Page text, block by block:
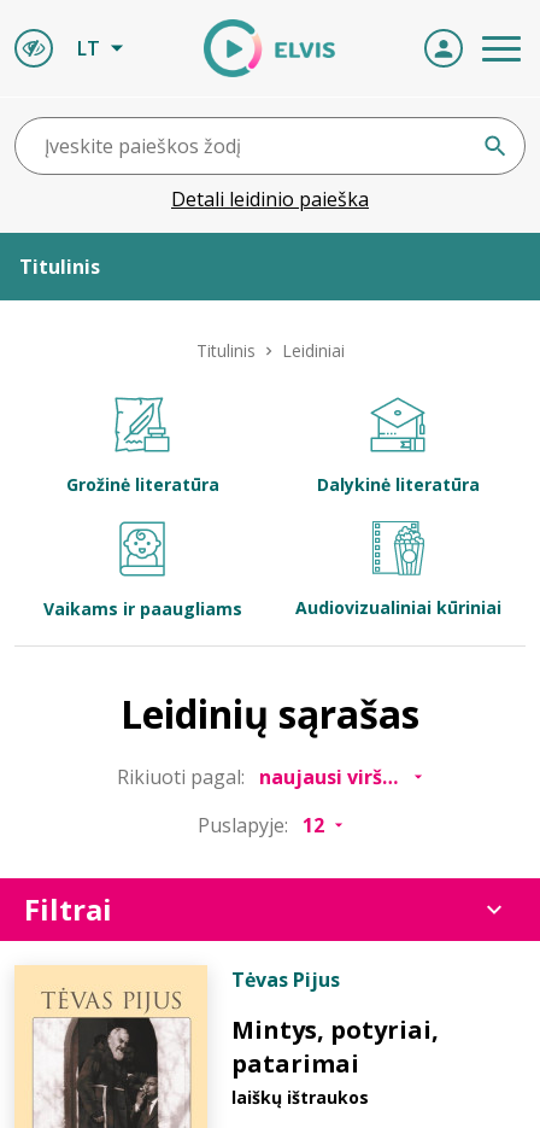
LT
Detali leidinio paieška
Titulinis
Bibliotekoms
Titulinis Leidiniai
Grožinė literatūra Dalykinė literatūra
Vaikams ir paaugliams Audiovizualiniai kūriniai
Leidinių sąrašas
Rikiuoti pagal:
Puslapyje:
Filtrai
Tėvas Pijus
Mintys, potyriai,
patarimai
laiškų ištraukos